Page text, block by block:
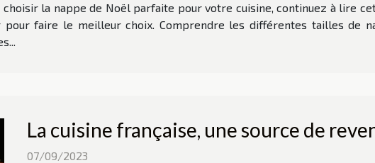
la nappe de Noël parfaite pour votre cuisine, continuez à lire
pour faire le meilleur choix. Comprendre les différentes tailles de
La cuisine française, une source de
07/09/2023